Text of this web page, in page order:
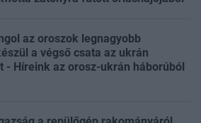
az oroszok legnagyobb
a végső csata az ukrán
- Híreink az orosz-ukrán háborúból